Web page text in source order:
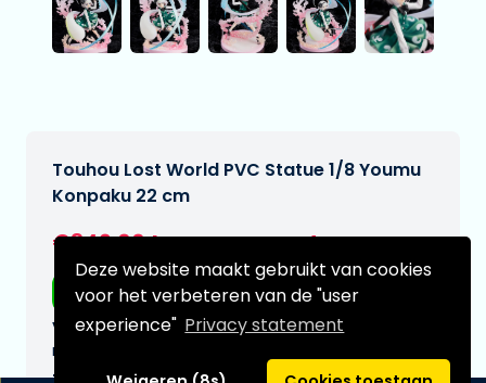
Deze website maakt gebruikt van cookies
voor het verbeteren van de "user
experience" Privacy statement
Touhou Lost World PVC Statue 1/8 Youmu
Konpaku 22 cm
€349,00
Gratis verzending
Verwachtte leverdatum:
n.v.t.